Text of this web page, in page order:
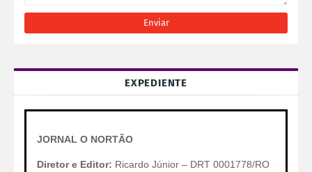
EXPEDIENTE
JORNAL O NORTÃO
Diretor e Editor: Ricardo Júnior – DRT 0001778/RO